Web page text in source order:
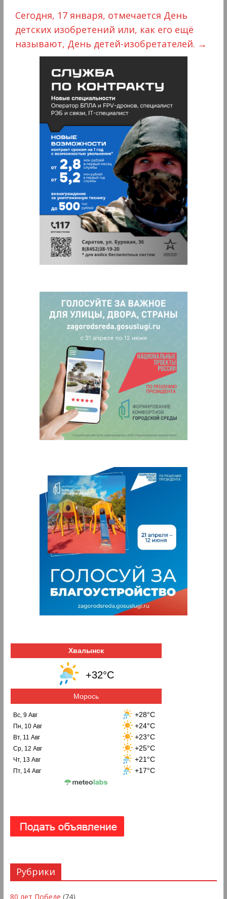
Сегодня, 17 января, отмечается День
детских изобретений или, как его ещё
называют, День детей-изобретателей. →
Хвалынск
+32°C
Морось
Вс, 9 Авг +28°C
Пн, 10 Авг +24°C
Вт, 11 Авг +23°C
Ср, 12 Авг +25°C
Чт, 13 Авг +21°C
Пт, 14 Авг +17°C
Рубрики
80 лет Победе (74)